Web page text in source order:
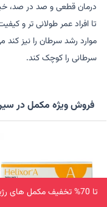
تا 70% تخفیف مکمل های رژیمی و غذایی
درمان قطعی و صد در صد، خیر.
تا افراد عمر طولانی تر و
موارد رشد سرطان را نیز
سرطانی را کوچک کند.
فروش ویژه مکمل در